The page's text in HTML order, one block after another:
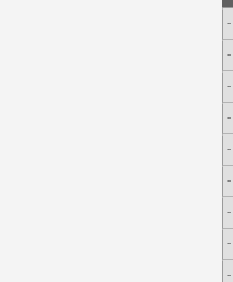
-
-
-
-
-
-
-
-
-